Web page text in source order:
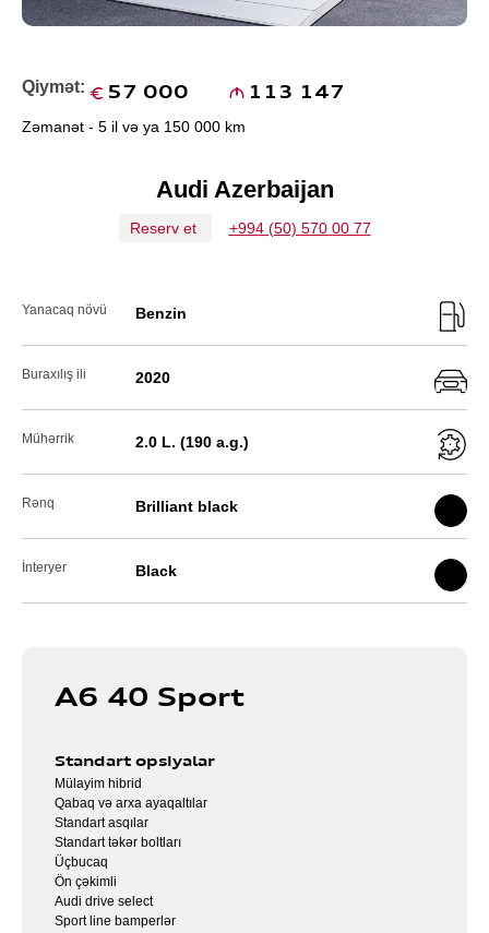
Qiymət: 57 000
113 147
Zəmanət - 5 il və ya 150 000 km
Audi Azerbaijan
Reserv et +994 (50) 570 00 77
Yanacaq növü Benzin
Buraxılış ili 2020
Mühərrik 2.0 L. (190 a.g.)
Rənq Brilliant black
İnteryer Black
A6 40 Sport
Standart opsiyalar
Mülayim hibrid
Qabaq və arxa ayaqaltılar
Standart asqılar
Standart təkər boltları
Üçbucaq
Ön çəkimli
Audi drive select
Sport line bamperlər